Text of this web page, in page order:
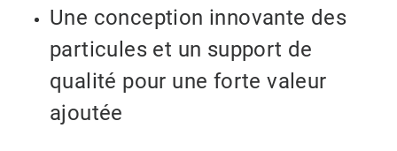
Une conception innovante des
particules et un support de
qualité pour une forte valeur
ajoutée